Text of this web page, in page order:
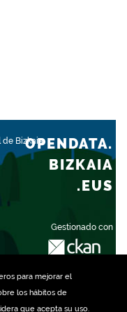
para mejorar el
los hábitos de
que acepta su uso.
de Bizkaia
Gestionado con
OPENDATA.
BIZKAIA
.EUS